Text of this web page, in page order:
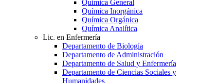
Quimica General
Química Inorgánica
Química Orgánica
Química Analítica
Lic. en Enfermería
Departamento de Biología
Departamento de Administración
Departamento de Salud y Enfermería
Departamento de Ciencias Sociales y
Humanidades